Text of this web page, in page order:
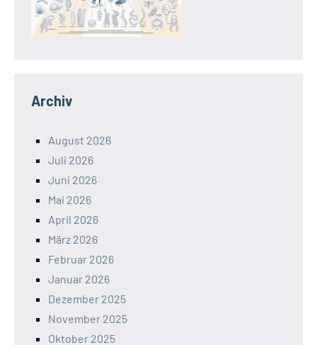
Archiv
August 2026
Juli 2026
Juni 2026
Mai 2026
April 2026
März 2026
Februar 2026
Januar 2026
Dezember 2025
November 2025
Oktober 2025